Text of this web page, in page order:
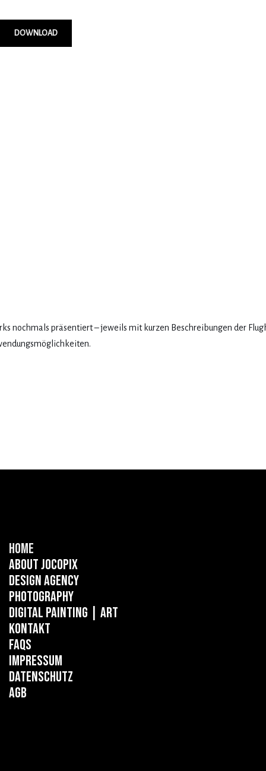
DOWNLOAD
nochmals präsentiert – jeweils mit kurzen Beschreibungen der
Home
About Jocopix
Design Agency
Photography
Digital Painting | ART
Kontakt
FAQs
Impressum
Datenschutz
AGB